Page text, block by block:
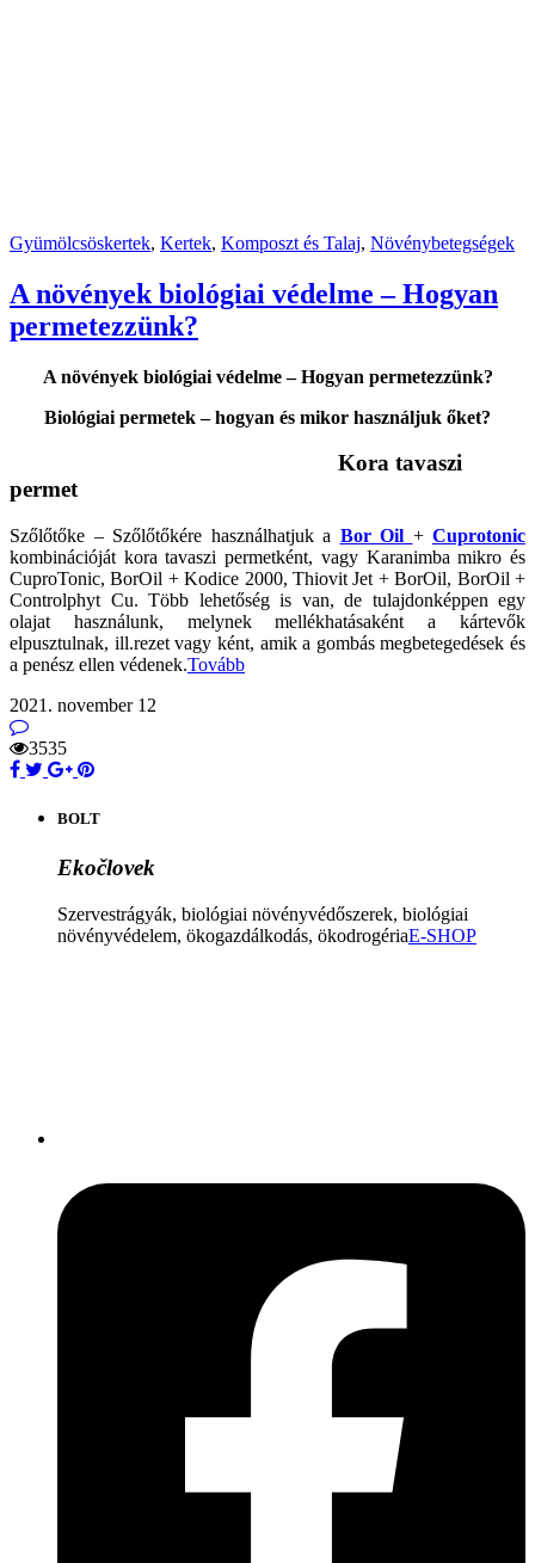
Gyümölcsöskertek, Kertek, Komposzt és Talaj, Növénybetegségek
A növények biológiai védelme – Hogyan
permetezzünk?
A növények biológiai védelme – Hogyan permetezzünk?
Biológiai permetek – hogyan és mikor használjuk őket?
Kora tavaszi
permet
Szőlőtőke – Szőlőtőkére használhatjuk a Bor Oil + Cuprotonic
kombinációját kora tavaszi permetként, vagy Karanimba mikro és
CuproTonic, BorOil + Kodice 2000, Thiovit Jet + BorOil, BorOil +
Controlphyt Cu. Több lehetőség is van, de tulajdonképpen egy
olajat használunk, melynek mellékhatásaként a kártevők
elpusztulnak, ill.rezet vagy ként, amik a gombás megbetegedések és
a penész ellen védenek.Tovább
2021. november 12
3535
BOLT
Ekočlovek
Szervestrágyák, biológiai növényvédőszerek, biológiai
növényvédelem, ökogazdálkodás, ökodrogériaE-SHOP